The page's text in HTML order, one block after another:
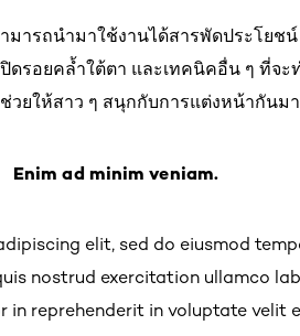
ามารถนำมาใช้งานได้สารพัดประโยช
ดรอยคล้ำใต้ตา และเทคนิคอื่น ๆ ที่จ
วยให้สาว ๆ สนุกกับการแต่งหน้ากันม
Enim ad minim veniam.
elit, sed do eiusmod
nostrud exercitation ullamco
in reprehenderit in voluptate velit